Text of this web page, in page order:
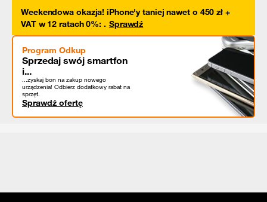
Weekendowa okazja! iPhone'y taniej nawet o 450 zł +
VAT w 12 ratach 0%: . Sprawdź
Program Odkup
Sprzedaj swój smartfon
i...
...zyskaj bon na zakup nowego
urządzenia! Odbierz dodatkowy rabat na
sprzęt.
Sprawdź ofertę